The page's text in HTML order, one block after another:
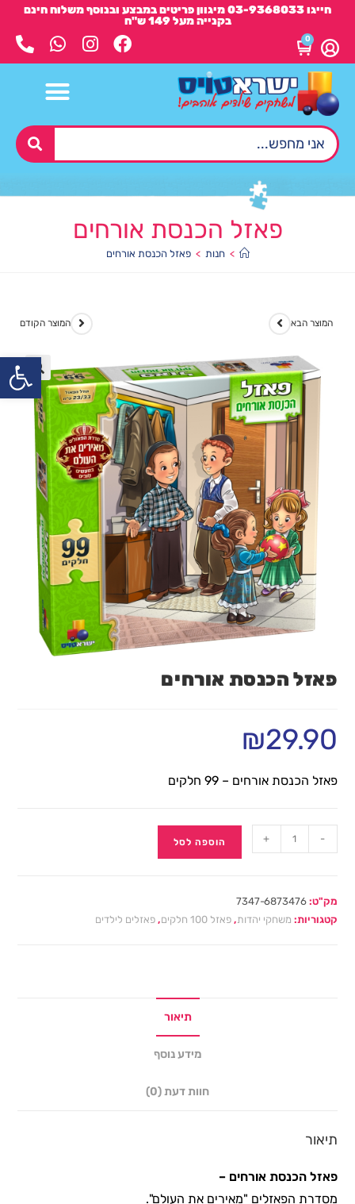
חייגו 03-9368033 מיגוון פריטים במבצע ובנוסף משלוח חינם
בקנייה מעל 149 ש"ח
0
פאזל הכנסת אורחים
> חנות > פאזל הכנסת אורחים
המוצר הקודם המוצר הבא
פאזל הכנסת אורחים
₪29.90
פאזל הכנסת אורחים – 99 חלקים
-
+ הוספה לסל
מק"ט:7347-6873476
קטגוריות: משחקי יהדות,פאזל 100 חלקים ,פאזלים לילדים
תיאור
מידע נוסף
חוות דעת (0)
תיאור
פאזל הכנסת אורחים –
מסדרת הפאזלים "מאירים את העולם".